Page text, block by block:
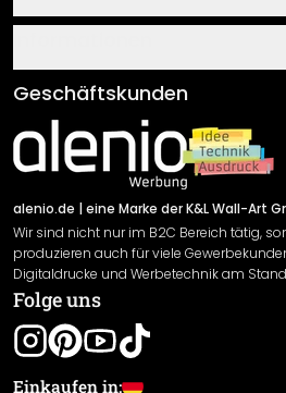
Über uns
Klebe- und
Newsletter An-/Abmeldung
Sendungsverfolgung
AGB
Impressum
Versand & Zahlung
Rücksendung
Widerrufsrecht
Datenschutzerklärung
Gewährleistung
Leistungserklärung / CE-Zeichen
Cookie Einstellungen
Geschäftskunden
alenio.de | eine Marke der K&L Wall-Art
Wir sind nicht nur im B2C Bereich tätig,
produzieren auch für viele
Digitaldrucke und Werbetechnik am
Folge uns
Einkaufen in: